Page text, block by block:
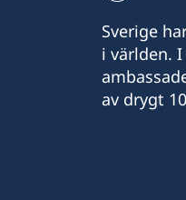
Sverige
i världen.
av drygt